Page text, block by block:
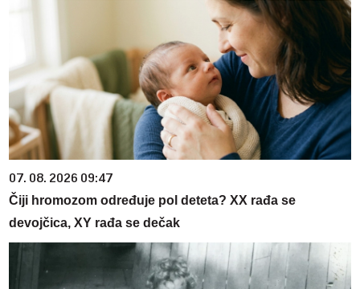
07. 08. 2026 09:47
Čiji hromozom određuje pol deteta? XX rađa se
devojčica, XY rađa se dečak